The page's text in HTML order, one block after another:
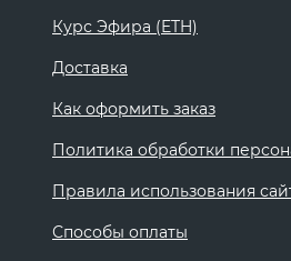
Курс Эфира (ETH)
Доставка
Как оформить заказ
Политика обработки
Правила использования
Способы оплаты